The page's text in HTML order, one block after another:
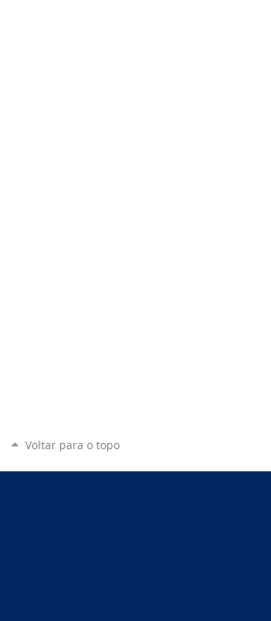
Voltar para o topo